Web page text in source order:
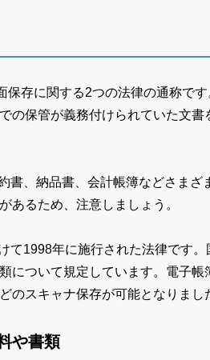
存に関する2つの法律の通称で
の保管が義務付けられていた文
書、納品書、会計帳簿などさまざ
あるため、注意しましょう。
て1998年に施行された法律です
について規定しています。電子帳
のスキャナ保存が可能となりまし
や書類